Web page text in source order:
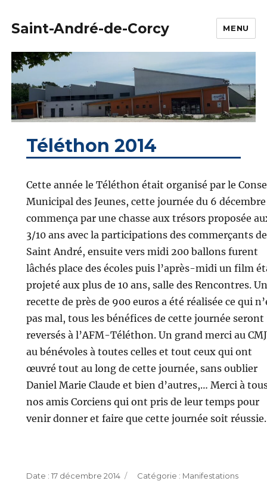
Saint-André-de-Corcy MENU
Téléthon 2014
Cette année le Téléthon était organisé par le
Municipal des Jeunes, cette journée du 6 décembre
commença par une chasse aux trésors proposée
3/10 ans avec la participations des commerçants de
Saint André, ensuite vers midi 200 ballons furent
lâchés place des écoles puis l’après-midi un film
projeté aux plus de 10 ans, salle des Rencontres.
recette de près de 900 euros a été réalisée ce qui
pas mal, tous les bénéfices de cette journée seront
reversés à l’AFM-Téléthon. Un grand merci au
au bénévoles à toutes celles et tout ceux qui ont
œuvré tout au long de cette journée, sans oublier
Daniel Marie Claude et bien d’autres,… Merci à
nos amis Corciens qui ont pris de leur temps pour
venir donner et faire que cette journée soit réussie.
Publié
17 décembre 2014 Catégories
Manifestations